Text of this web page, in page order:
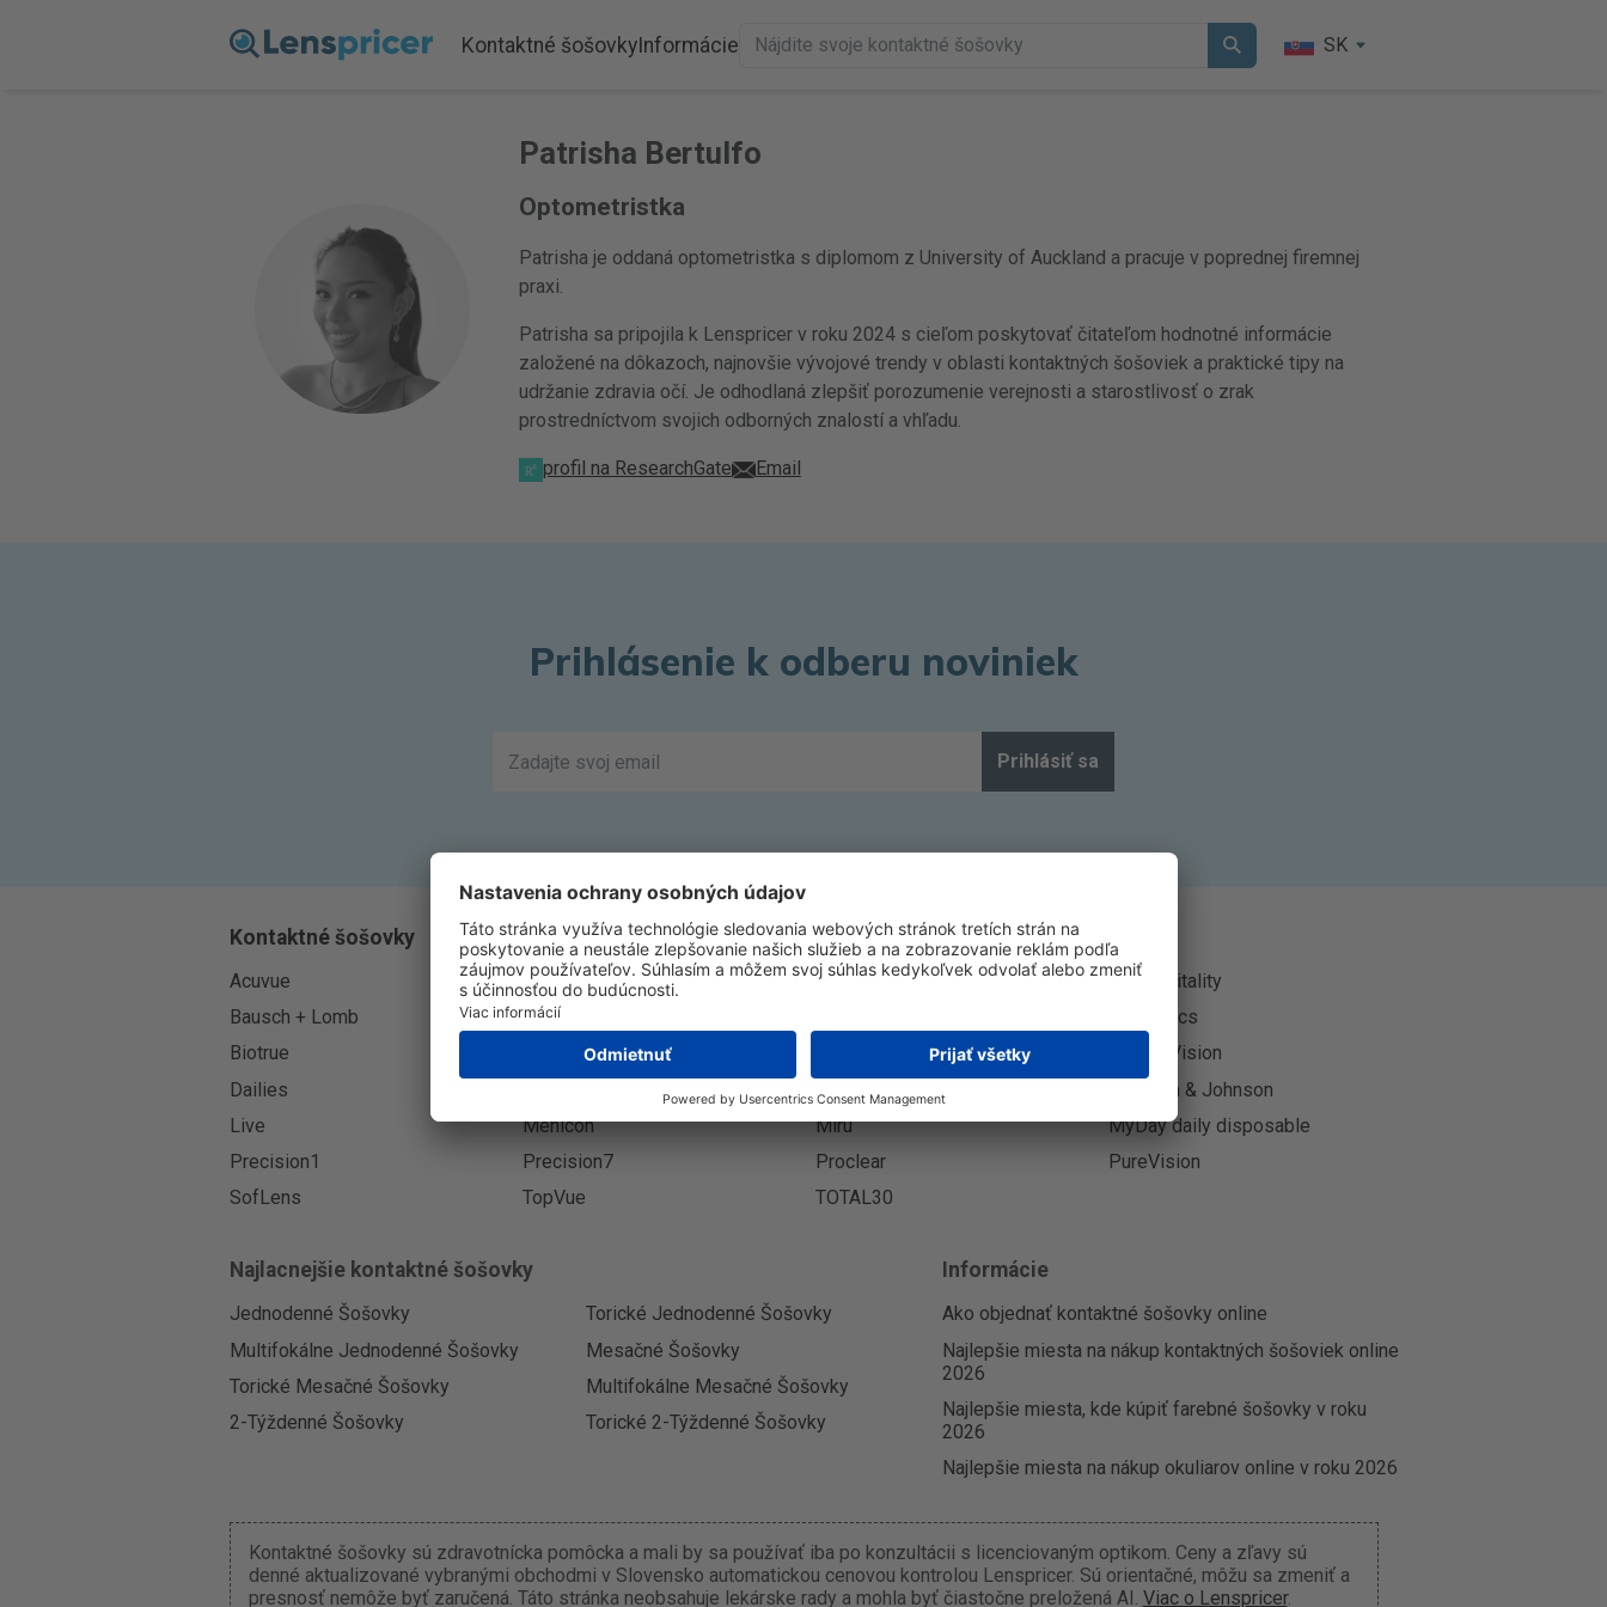
Kontaktné šošovkyInformácie SK
Patrisha Bertulfo
Optometristka
Patrisha je oddaná optometristka s diplomom z University of Auckland a pracuje v poprednej firemnej
praxi.
Patrisha sa pripojila k Lenspricer v roku 2024 s cieľom poskytovať čitateľom hodnotné informácie
založené na dôkazoch, najnovšie vývojové trendy v oblasti kontaktných šošoviek a praktické tipy na
udržanie zdravia očí. Je odhodlaná zlepšiť porozumenie verejnosti a starostlivosť o zrak
prostredníctvom svojich odborných znalostí a vhľadu.
profil na ResearchGate Email
Prihlásenie k odberu noviniek
Prihlásiť sa
Kontaktné šošovky
Acuvue Air Optix Alcon
Avaira Vitality
Bausch + Lomb
Bausch + Lomb ULTRA
Biomedics
Biotrue
CooperVision
Dailies
iWear
Johnson & Johnson
Live
Menicon Miru
MyDay daily disposable
Precision1
Precision7 Proclear
PureVision
SofLens
TopVue TOTAL30
Najlacnejšie kontaktné šošovky
Jednodenné Šošovky
Torické Jednodenné Šošovky
Multifokálne Jednodenné Šošovky
Mesačné Šošovky
Torické Mesačné Šošovky
Multifokálne Mesačné Šošovky
2-Týždenné Šošovky
Torické 2-Týždenné Šošovky
Informácie
Ako objednať kontaktné šošovky online
Najlepšie miesta na nákup kontaktných šošoviek online
2026
Najlepšie miesta, kde kúpiť farebné šošovky v roku
2026
Najlepšie miesta na nákup okuliarov online v roku 2026
Kontaktné šošovky sú zdravotnícka pomôcka a mali by sa používať iba po konzultácii s licenciovaným optikom. Ceny a zľavy sú
denné aktualizované vybranými obchodmi v Slovensko automatickou cenovou kontrolou Lenspricer. Sú orientačné, môžu sa zmeniť a
presnosť nemôže byť zaručená. Táto stránka neobsahuje lekárske rady a mohla byť čiastočne preložená AI. Viac o Lenspricer.